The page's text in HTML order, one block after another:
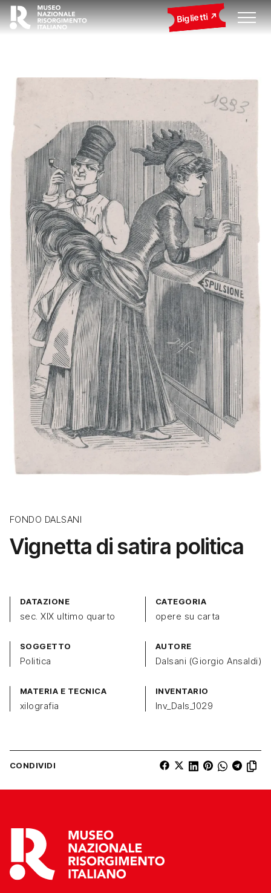
Biglietti
FONDO DALSANI
Vignetta di satira politica
DATAZIONE
sec. XIX ultimo quarto
CATEGORIA
opere su carta
SOGGETTO
Politica
AUTORE
Dalsani (Giorgio Ansaldi)
MATERIA E TECNICA
xilografia
INVENTARIO
Inv_Dals_1029
CONDIVIDI